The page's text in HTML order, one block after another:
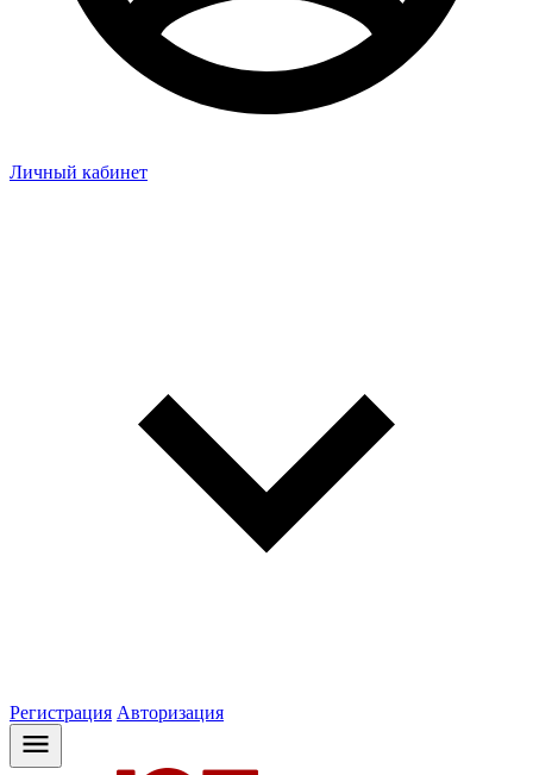
Личный кабинет
Регистрация Авторизация